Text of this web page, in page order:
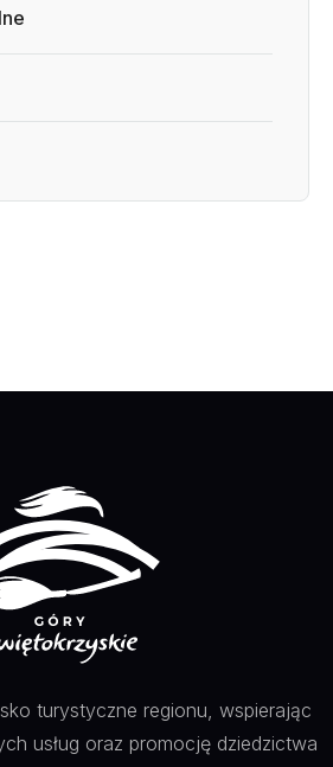
turystyczne regionu, wspierając
usług oraz promocję dziedzictwa